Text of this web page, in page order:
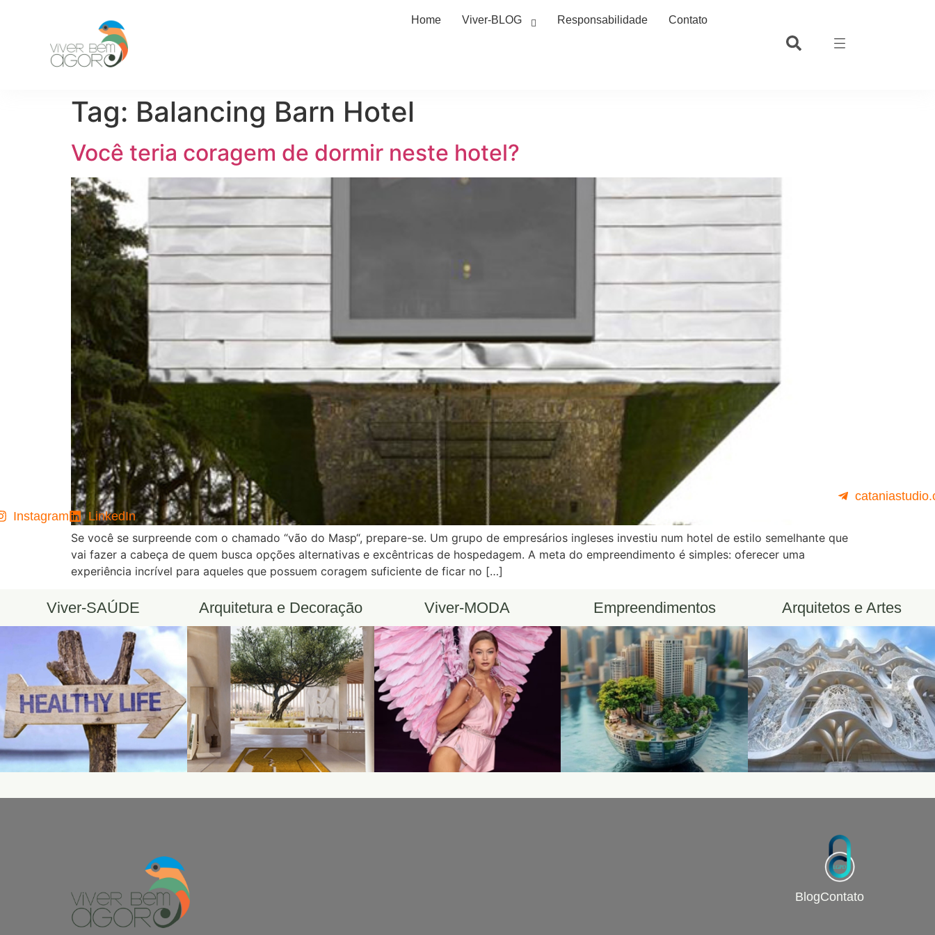
Home Viver-BLOG Responsabilidade Contato
Tag: Balancing Barn Hotel
Você teria coragem de dormir neste hotel?
Se você se surpreende com o chamado “vão do Masp“, prepare-se. Um grupo de empresários ingleses investiu num hotel de estilo semelhante que
vai fazer a cabeça de quem busca opções alternativas e excêntricas de hospedagem. A meta do empreendimento é simples: oferecer uma
experiência incrível para aqueles que possuem coragem suficiente de ficar no […]
Viver-SAÚDE Arquitetura e Decoração Viver-MODA Empreendimentos Arquitetos e Artes
BlogContato
Instagram LinkedIn